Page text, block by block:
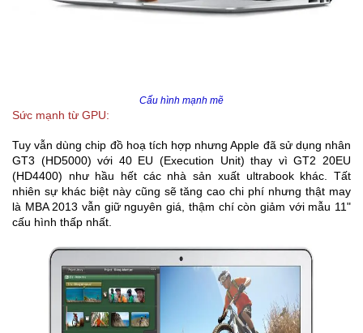
Cấu hình mạnh mẽ
Sức mạnh từ GPU:
Tuy vẫn dùng chip đồ hoạ tích hợp nhưng Apple đã sử dụng nhân
GT3 (HD5000) với 40 EU (Execution Unit) thay vì GT2 20EU
(HD4400) như hầu hết các nhà sản xuất ultrabook khác. Tất
nhiên sự khác biệt này cũng sẽ tăng cao chi phí nhưng thật may
là MBA 2013 vẫn giữ nguyên giá, thậm chí còn giảm với mẫu 11"
cấu hình thấp nhất.